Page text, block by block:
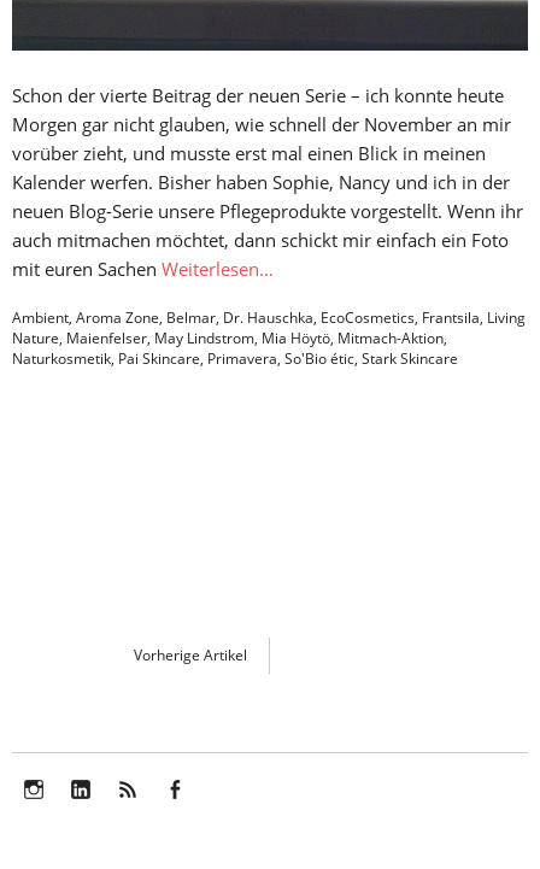
Schon der vierte Beitrag der neuen Serie – ich konnte heute
Morgen gar nicht glauben, wie schnell der November an mir
vorüber zieht, und musste erst mal einen Blick in meinen
Kalender werfen. Bisher haben Sophie, Nancy und ich in der
neuen Blog-Serie unsere Pflegeprodukte vorgestellt. Wenn ihr
auch mitmachen möchtet, dann schickt mir einfach ein Foto
mit euren Sachen Weiterlesen…
Ambient, Aroma Zone, Belmar, Dr. Hauschka, EcoCosmetics, Frantsila, Living
Nature, Maienfelser, May Lindstrom, Mia Höytö, Mitmach-Aktion,
Naturkosmetik, Pai Skincare, Primavera, So'Bio étic, Stark Skincare
Vorherige Artikel